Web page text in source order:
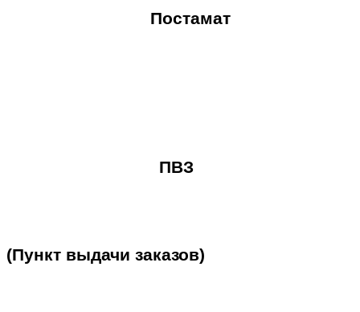
Постамат
ПВЗ
(Пункт выдачи заказов)